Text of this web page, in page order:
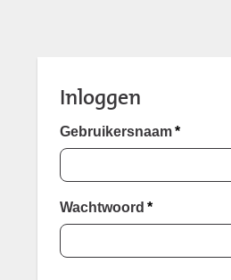
Inloggen
Gebruikersnaam *
Wachtwoord *